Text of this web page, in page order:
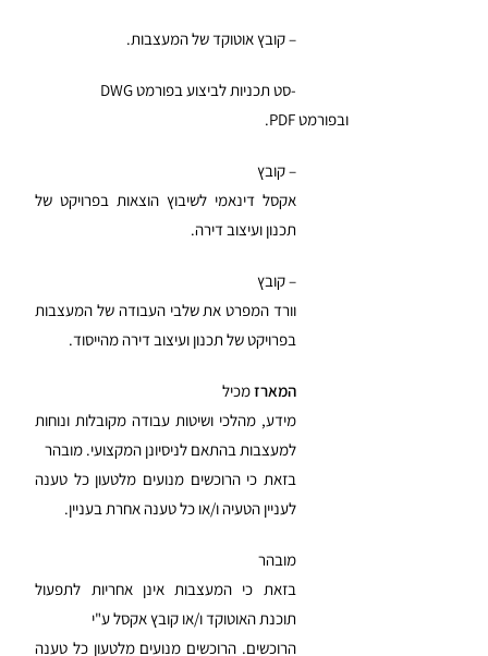
– קובץ אוטוקד של המעצבות.
-סט תכניות לביצוע בפורמטDWG
ובפורמטPDF
.
– קובץ
אקסל דינאמי לשיבוץ הוצאות בפרויקט של
תכנון ועיצוב דירה.
– קובץ
וורד המפרט את שלבי העבודה של המעצבות
בפרויקט של תכנון ועיצוב דירה מהייסוד.
המארזמכיל
מידע, מהלכי ושיטות עבודה מקובלות ונוחות
למעצבות בהתאם לניסיונן המקצועי. מובהר
בזאת כי הרוכשים מנועים מלטעון כל טענה
לעניין הטעיה ו/או כל טענה אחרת בעניין.
מובהר
בזאת כי המעצבות אינן אחריות לתפעול
תוכנת האוטוקד ו/או קובץ אקסל ע"י
הרוכשים. הרוכשים מנועים מלטעון כל טענה